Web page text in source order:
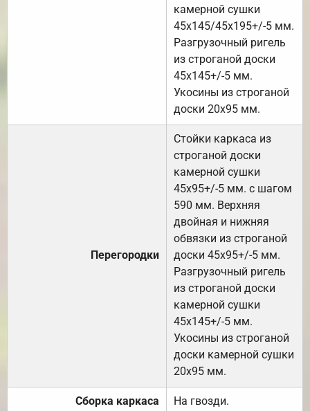
камерной сушки
45х145/45х195+/-5 мм.
Разгрузочный ригель
из строганой доски
45х145+/-5 мм.
Укосины из строганой
доски 20х95 мм.
Перегородки
Стойки каркаса из
строганой доски
камерной сушки
45х95+/-5 мм. с шагом
590 мм. Верхняя
двойная и нижняя
обвязки из строганой
доски 45х95+/-5 мм.
Разгрузочный ригель
из строганой доски
камерной сушки
45х145+/-5 мм.
Укосины из строганой
доски камерной сушки
20х95 мм.
Сборка каркаса На гвозди.